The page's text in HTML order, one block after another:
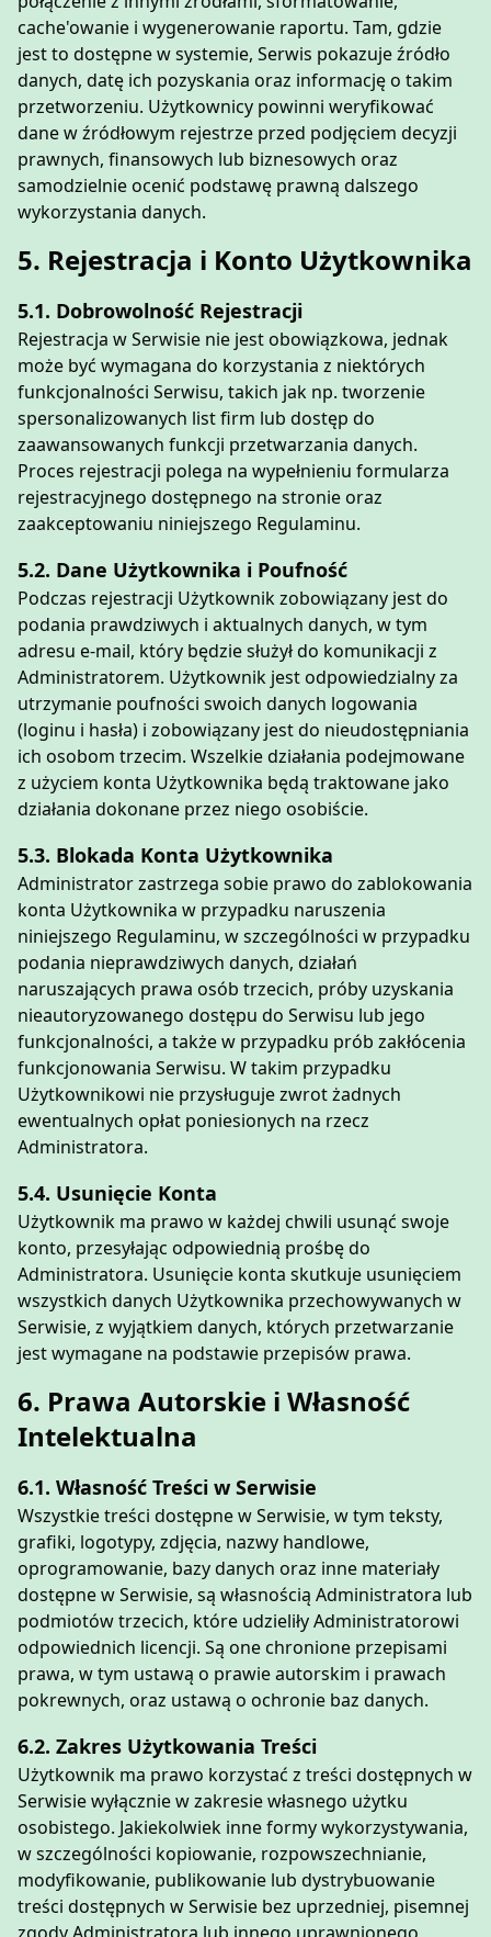
cache'owanie i wygenerowanie raportu. Tam, gdzie
jest to dostępne w systemie, Serwis pokazuje źródło
danych, datę ich pozyskania oraz informację o takim
przetworzeniu. Użytkownicy powinni weryfikować
dane w źródłowym rejestrze przed podjęciem decyzji
prawnych, finansowych lub biznesowych oraz
samodzielnie ocenić podstawę prawną dalszego
wykorzystania danych.
5. Rejestracja i Konto Użytkownika
5.1. Dobrowolność Rejestracji
Rejestracja w Serwisie nie jest obowiązkowa, jednak
może być wymagana do korzystania z niektórych
funkcjonalności Serwisu, takich jak np. tworzenie
spersonalizowanych list firm lub dostęp do
zaawansowanych funkcji przetwarzania danych.
Proces rejestracji polega na wypełnieniu formularza
rejestracyjnego dostępnego na stronie oraz
zaakceptowaniu niniejszego Regulaminu.
5.2. Dane Użytkownika i Poufność
Podczas rejestracji Użytkownik zobowiązany jest do
podania prawdziwych i aktualnych danych, w tym
adresu e-mail, który będzie służył do komunikacji z
Administratorem. Użytkownik jest odpowiedzialny za
utrzymanie poufności swoich danych logowania
(loginu i hasła) i zobowiązany jest do nieudostępniania
ich osobom trzecim. Wszelkie działania podejmowane
z użyciem konta Użytkownika będą traktowane jako
działania dokonane przez niego osobiście.
5.3. Blokada Konta Użytkownika
Administrator zastrzega sobie prawo do zablokowania
konta Użytkownika w przypadku naruszenia
niniejszego Regulaminu, w szczególności w przypadku
podania nieprawdziwych danych, działań
naruszających prawa osób trzecich, próby uzyskania
nieautoryzowanego dostępu do Serwisu lub jego
funkcjonalności, a także w przypadku prób zakłócenia
funkcjonowania Serwisu. W takim przypadku
Użytkownikowi nie przysługuje zwrot żadnych
ewentualnych opłat poniesionych na rzecz
Administratora.
5.4. Usunięcie Konta
Użytkownik ma prawo w każdej chwili usunąć swoje
konto, przesyłając odpowiednią prośbę do
Administratora. Usunięcie konta skutkuje usunięciem
wszystkich danych Użytkownika przechowywanych w
Serwisie, z wyjątkiem danych, których przetwarzanie
jest wymagane na podstawie przepisów prawa.
6. Prawa Autorskie i Własność
Intelektualna
6.1. Własność Treści w Serwisie
Wszystkie treści dostępne w Serwisie, w tym teksty,
grafiki, logotypy, zdjęcia, nazwy handlowe,
oprogramowanie, bazy danych oraz inne materiały
dostępne w Serwisie, są własnością Administratora lub
podmiotów trzecich, które udzieliły Administratorowi
odpowiednich licencji. Są one chronione przepisami
prawa, w tym ustawą o prawie autorskim i prawach
pokrewnych, oraz ustawą o ochronie baz danych.
6.2. Zakres Użytkowania Treści
Użytkownik ma prawo korzystać z treści dostępnych w
Serwisie wyłącznie w zakresie własnego użytku
osobistego. Jakiekolwiek inne formy wykorzystywania,
w szczególności kopiowanie, rozpowszechnianie,
modyfikowanie, publikowanie lub dystrybuowanie
treści dostępnych w Serwisie bez uprzedniej, pisemnej